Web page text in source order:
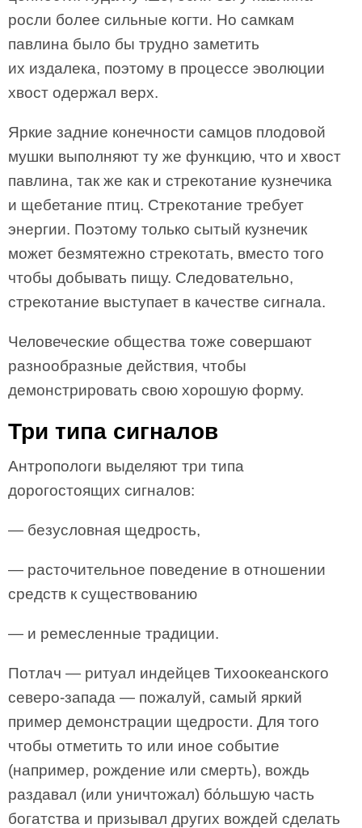
росли более сильные когти. Но самкам
павлина было бы трудно заметить
их издалека, поэтому в процессе эволюции
хвост одержал верх.
Яркие задние конечности самцов плодовой
мушки выполняют ту же функцию, что и хвост
павлина, так же как и стрекотание кузнечика
и щебетание птиц. Стрекотание требует
энергии. Поэтому только сытый кузнечик
может безмятежно стрекотать, вместо того
чтобы добывать пищу. Следовательно,
стрекотание выступает в качестве сигнала.
Человеческие общества тоже совершают
разнообразные действия, чтобы
демонстрировать свою хорошую форму.
Три типа сигналов
Антропологи выделяют три типа
дорогостоящих сигналов:
— безусловная щедрость,
— расточительное поведение в отношении
средств к существованию
— и ремесленные традиции.
Потлач — ритуал индейцев Тихоокеанского
северо-запада — пожалуй, самый яркий
пример демонстрации щедрости. Для того
чтобы отметить то или иное событие
(например, рождение или смерть), вождь
раздавал (или уничтожал) бόльшую часть
богатства и призывал других вождей сделать